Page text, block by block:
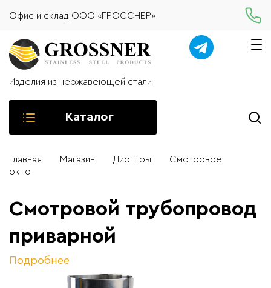
Офис и склад ООО «ГРОССНЕР»
Изделия из нержавеющей стали
Каталог
Главная Магазин Диоптры
Смотровое
окно
Смотровой трубопровод
приварной
Подробнее